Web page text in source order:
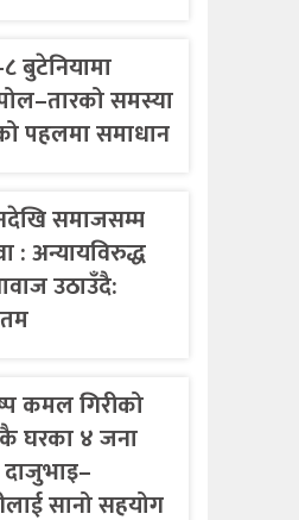
बुटेनियामा
समस्या
पहलमा समाधान
समाजसम्म
: अन्यायविरुद्ध
उठाउँदै:
कमल गिरीको
घरका ४ जना
दाजुभाइ–
सानो सहयोग